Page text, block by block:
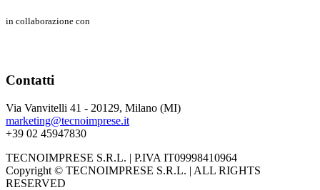
in collaborazione con
Contatti
Via Vanvitelli 41 - 20129, Milano (MI)
marketing@tecnoimprese.it
+39 02 45947830
TECNOIMPRESE S.R.L. | P.IVA IT09998410964
Copyright © TECNOIMPRESE S.R.L. | ALL RIGHTS
RESERVED